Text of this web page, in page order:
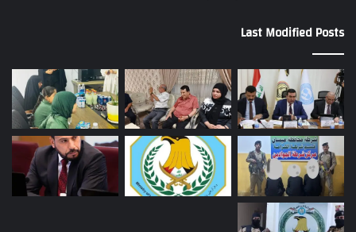
Last Modified Posts